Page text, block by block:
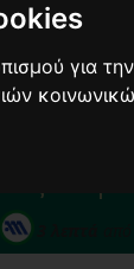
γιαCar
Audio
8 ως 24/